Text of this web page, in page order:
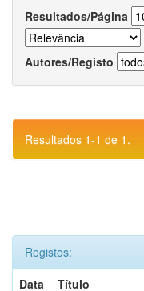
Resultados/Página
Autores/Registo
Resultados 1-1 de 1.
Registos:
Data
Título